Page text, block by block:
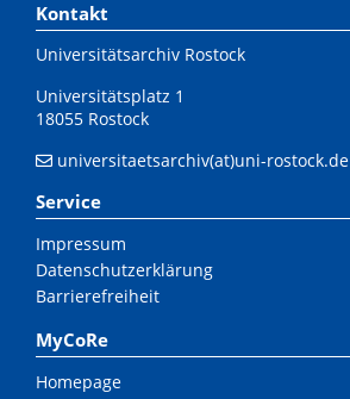
Kontakt
Universitätsarchiv Rostock
Universitätsplatz 1
18055 Rostock
universitaetsarchiv(at)uni-rostock.de
Service
Impressum
Datenschutzerklärung
Barrierefreiheit
MyCoRe
Homepage